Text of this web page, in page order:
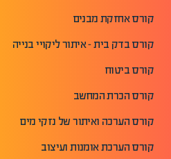
קורס אחזקת מבנים
קורס בדק בית - איתור ליקויי בנייה
קורס ביטוח
קורס הכרת המחשב
קורס הערכה ואיתור של נזקי מים
קורס הערכת אומנות ועיצוב